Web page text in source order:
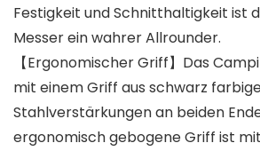
Festigkeit und Schnitthaltigkeit ist
Messer ein wahrer Allrounder.
【Ergonomischer Griff】Das
mit einem Griff aus schwarz
Stahlverstärkungen an beiden
ergonomisch gebogene Griff ist